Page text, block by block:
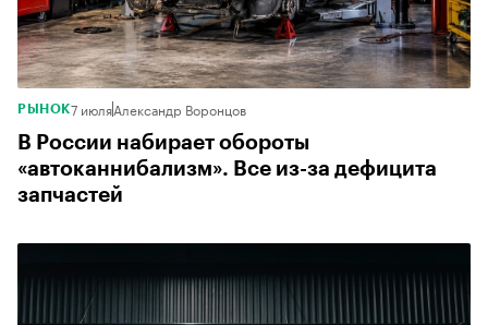
РЫНОК7 июляАлександр Воронцов
В России набирает обороты
«автоканнибализм». Все из-за дефицита
запчастей